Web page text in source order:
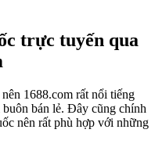
trực tuyến qua
1688.com rất nổi tiếng
bán lẻ. Đây cũng chính
nên rất phù hợp với những